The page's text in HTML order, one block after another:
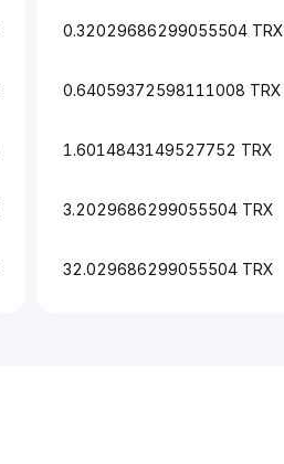
0.32029686299055504 TRX
0.64059372598111008 TRX
1.6014843149527752 TRX
3.2029686299055504 TRX
32.029686299055504 TRX